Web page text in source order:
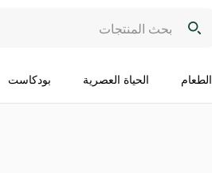
الحياة العصرية بودكاست